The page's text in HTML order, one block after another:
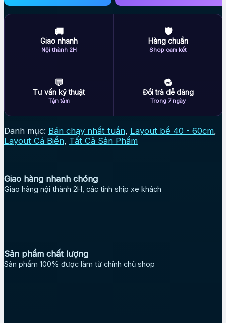
🚚
Giao nhanh
Nội thành 2H
🛡
Hàng chuẩn
Shop cam kết
💬
Tư vấn kỹ thuật
Tận tâm
🔁
Đổi trả dễ dàng
Trong 7 ngày
Danh mục: Bán chạy nhất tuần, Layout bể 40 - 60cm,
Layout Cá Biển, Tất Cả Sản Phẩm
Giao hàng nhanh chóng
Giao hàng nội thành 2H, các tỉnh ship xe khách
Sản phẩm chất lượng
Sản phẩm 100% được làm từ chính chủ shop